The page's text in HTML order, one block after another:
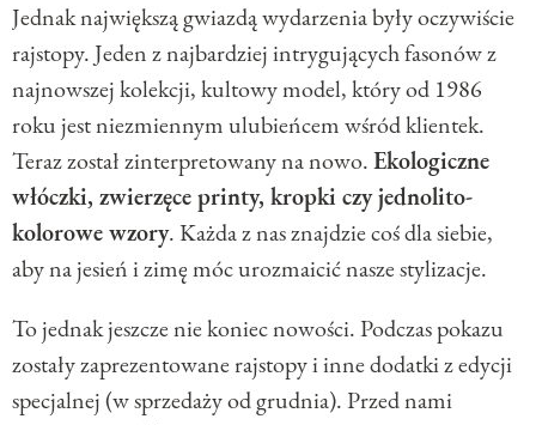
Jednak największą gwiazdą wydarzenia były oczywiście
rajstopy. Jeden z najbardziej intrygujących fasonów z
najnowszej kolekcji, kultowy model, który od 1986
roku jest niezmiennym ulubieńcem wśród klientek.
Teraz został zinterpretowany na nowo.Ekologiczne
włóczki, zwierzęce printy, kropki czy jednolito-
kolorowe wzory. Każda z nas znajdzie coś dla siebie,
aby na jesień i zimę móc urozmaicić nasze stylizacje.
To jednak jeszcze nie koniec nowości. Podczas pokazu
zostały zaprezentowane rajstopy i inne dodatki z edycji
specjalnej (w sprzedaży od grudnia). Przed nami